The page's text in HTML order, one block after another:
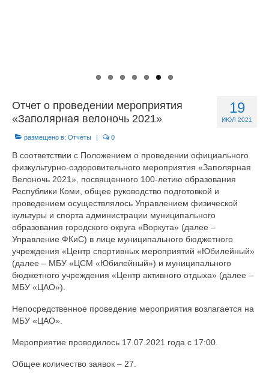
19
ИЮЛ 2021
Отчет о проведении мероприятия
«Заполярная велоночь 2021»
размещено в: Отчеты | 0
В соответствии с Положением о проведении официального
физкультурно-оздоровительного мероприятия «Заполярная
Велоночь 2021», посвященного 100-летию образования
Республики Коми, общее руководство подготовкой и
проведением осуществлялось Управлением физической
культуры и спорта администрации муниципального
образования городского округа «Воркута» (далее –
Управление ФКиС) в лице муниципального бюджетного
учреждения «Центр спортивных мероприятий «Юбилейный»
(далее – МБУ «ЦСМ «Юбилейный») и муниципального
бюджетного учреждения «Центр активного отдыха» (далее –
МБУ «ЦАО»).
Непосредственное проведение мероприятия возлагается на
МБУ «ЦАО».
Мероприятие проводилось 17.07.2021 года с 17:00.
Общее количество заявок – 27.